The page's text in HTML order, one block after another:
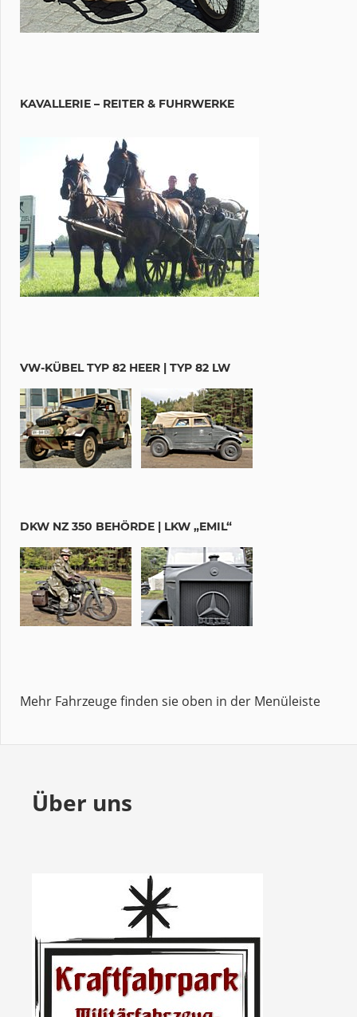
KAVALLERIE – REITER & FUHRWERKE
VW-KÜBEL TYP 82 HEER | TYP 82 LW
DKW NZ 350 BEHÖRDE | LKW „EMIL“
Mehr Fahrzeuge finden sie oben in der Menüleiste
Über uns